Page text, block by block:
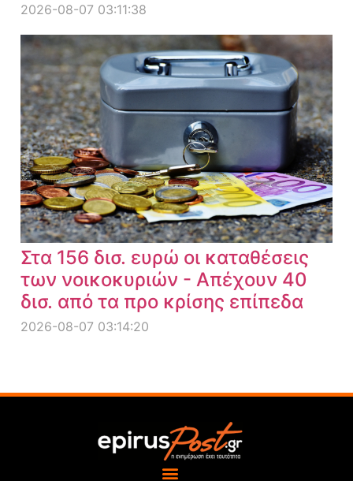
2026-08-07 03:11:38
Στα 156 δισ. ευρώ οι καταθέσεις
των νοικοκυριών - Απέχουν 40
δισ. από τα προ κρίσης επίπεδα
2026-08-07 03:14:20